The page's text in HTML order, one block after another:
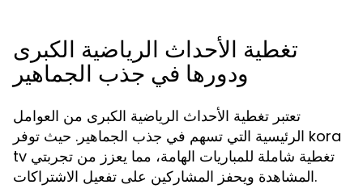
تغطية الأحداث الرياضية الكبرى
ودورها في جذب الجماهير
تعتبر تغطية الأحداث الرياضية الكبرى من العوامل
الرئيسية التي تسهم في جذب الجماهير. حيث توفر kora
tv تغطية شاملة للمباريات الهامة، مما يعزز من تجربتي
المشاهدة ويحفز المشاركين على تفعيل الاشتراكات.